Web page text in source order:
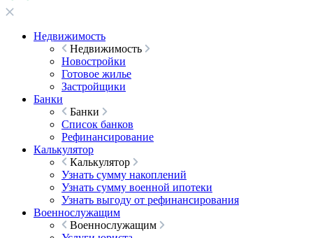
Недвижимость
Недвижимость
Новостройки
Готовое жилье
Застройщики
Банки
Банки
Список банков
Рефинансирование
Калькулятор
Калькулятор
Узнать сумму накоплений
Узнать сумму военной ипотеки
Узнать выгоду от рефинансирования
Военнослужащим
Военнослужащим